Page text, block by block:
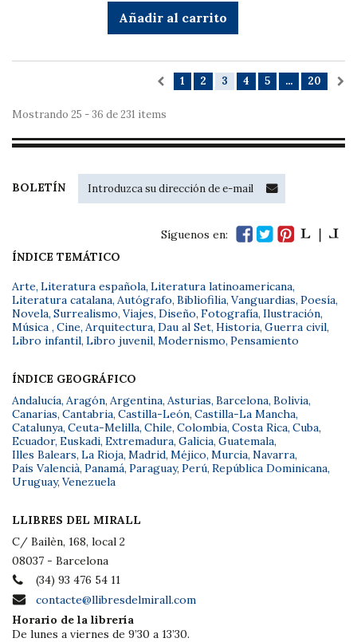
Añadir al carrito
1 2 3 4 5 ... 20
Mostrando 25 - 36 de 231 items
BOLETÍN
Síguenos en:
ÍNDICE TEMÁTICO
Arte, Literatura española, Literatura latinoamericana,
Literatura catalana, Autógrafo, Bibliofilia, Vanguardias, Poesía,
Novela, Surrealismo, Viajes, Diseño, Fotografía, Ilustración,
Música , Cine, Arquitectura, Dau al Set, Historia, Guerra civil,
Libro infantil, Libro juvenil, Modernismo, Pensamiento
ÍNDICE GEOGRÁFICO
Andalucía, Aragón, Argentina, Asturias, Barcelona, Bolivia,
Canarias, Cantabria, Castilla-León, Castilla-La Mancha,
Catalunya, Ceuta-Melilla, Chile, Colombia, Costa Rica, Cuba,
Ecuador, Euskadi, Extremadura, Galicia, Guatemala,
Illes Balears, La Rioja, Madrid, Méjico, Murcia, Navarra,
País Valencià, Panamá, Paraguay, Perú, República Dominicana,
Uruguay, Venezuela
LLIBRES DEL MIRALL
C/ Bailèn, 168, local 2
08037 - Barcelona
(34) 93 476 54 11
contacte@llibresdelmirall.com
Horario de la librería
De lunes a viernes de 9’30 a 13’30.